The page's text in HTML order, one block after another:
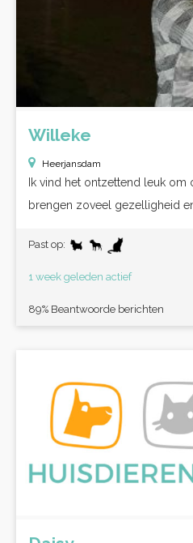
Willeke
Heerjansdam
Ik vind het ontzettend leuk om
brengen zoveel gezelligheid en
Past op:
1 week geleden actief
89% Beantwoorde berichten